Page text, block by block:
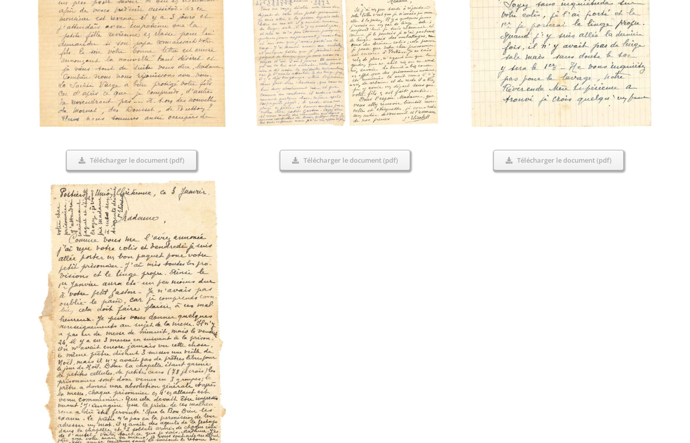
Télécharger le document (pdf) Télécharger le document (pdf) Télécharger le document (pdf)